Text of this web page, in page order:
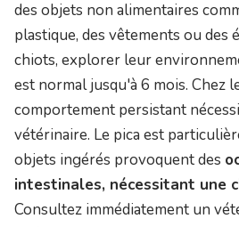
des objets non alimentaires
plastique, des vêtements ou des
chiots, explorer leur
est normal jusqu'à 6 mois. Chez
comportement persistant
vétérinaire. Le pica est
objets ingérés provoquent des
intestinales, nécessitant une
Consultez immédiatement un